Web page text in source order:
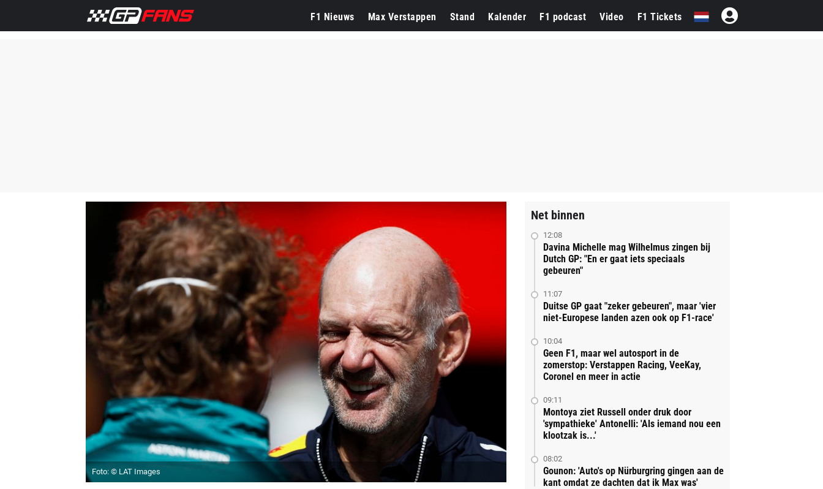
F1 Nieuws Max Verstappen Stand Kalender F1 podcast Video F1 Tickets
Foto: © LAT Images
Net binnen
12:08
Davina Michelle mag Wilhelmus zingen bij
Dutch GP: "En er gaat iets speciaals
gebeuren"
11:07
Duitse GP gaat "zeker gebeuren", maar 'vier
niet-Europese landen azen ook op F1-race'
10:04
Geen F1, maar wel autosport in de
zomerstop: Verstappen Racing, VeeKay,
Coronel en meer in actie
09:11
Montoya ziet Russell onder druk door
'sympathieke' Antonelli: 'Als iemand nou een
klootzak is...'
08:02
Gounon: 'Auto's op Nürburgring gingen aan de
kant omdat ze dachten dat ik Max was'